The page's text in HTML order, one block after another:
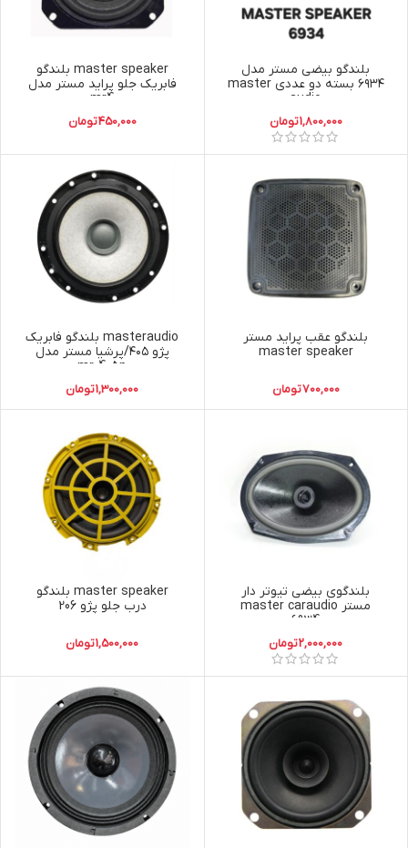
بلندگو بیضی مستر مدل
۶۹۳۴ بسته دو عددی master
audio
1,800,000تومان
master speaker بلندگو
فابریک جلو پراید مستر مدل
mr4
450,000تومان
بلندگو عقب پراید مستر
master speaker
700,000تومان
masteraudio بلندگو فابریک
پژو ۴۰۵/پرشیا مستر مدل
mr-405p
1,300,000تومان
بلندگوی بیضی تیوتر دار
مستر master caraudio
6934
2,000,000تومان
master speaker بلندگو
درب جلو پژو 206
1,500,000تومان